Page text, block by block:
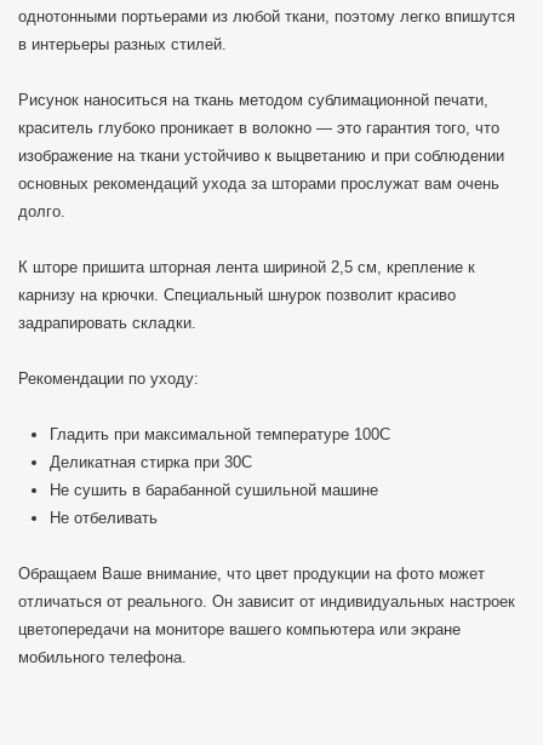
однотонными портьерами из любой ткани, поэтому легко впишутся
в интерьеры разных стилей.
Рисунок наноситься на ткань методом сублимационной печати,
краситель глубоко проникает в волокно — это гарантия того, что
изображение на ткани устойчиво к выцветанию и при соблюдении
основных рекомендаций ухода за шторами прослужат вам очень
долго.
К шторе пришита шторная лента шириной 2,5 см, крепление к
карнизу на крючки. Специальный шнурок позволит красиво
задрапировать складки.
Рекомендации по уходу:
Гладить при максимальной температуре 100C
Деликатная стирка при 30С
Не сушить в барабанной сушильной машине
Не отбеливать
Обращаем Ваше внимание, что цвет продукции на фото может
отличаться от реального. Он зависит от индивидуальных настроек
цветопередачи на мониторе вашего компьютера или экране
мобильного телефона.